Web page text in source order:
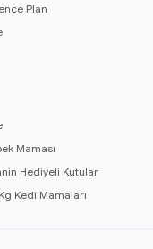
Plan
Maması
Hediyeli Kutular
Kedi Mamaları